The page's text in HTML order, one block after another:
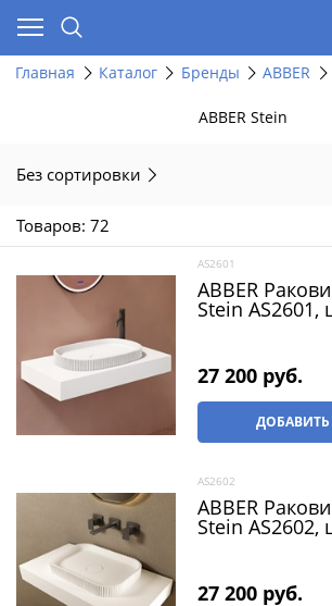
Главная Каталог Бренды ABBER
ABBER Stein
Без сортировки
Товаров: 72
AS2601
ABBER
Stein
27 200 руб.
AS2602
ABBER
Stein
27 200 руб.